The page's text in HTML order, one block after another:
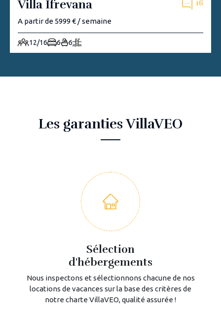
Villa Ifrevana 16
A partir de 5999 € / semaine
12/16 6 6
Les garanties VillaVEO
Sélection
d'hébergements
Nous inspectons et sélectionnons chacune de nos
locations de vacances sur la base des critères de
notre charte VillaVEO, qualité assurée !